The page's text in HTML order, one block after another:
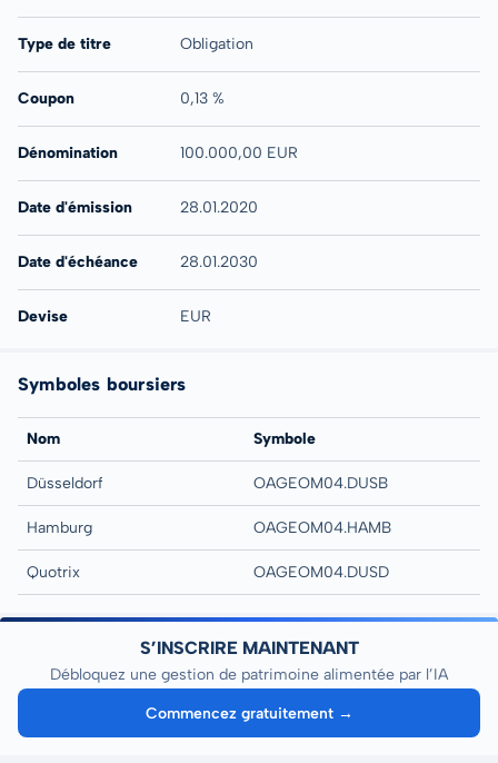
Type de titre Obligation
Coupon 0,13 %
Dénomination 100.000,00 EUR
Date d'émission 28.01.2020
Date d'échéance 28.01.2030
Devise EUR
Symboles boursiers
Nom Symbole
Düsseldorf OAGEOM04.DUSB
Hamburg OAGEOM04.HAMB
Quotrix OAGEOM04.DUSD
S’INSCRIRE MAINTENANT
Débloquez une gestion de patrimoine alimentée par l’IA
Commencez gratuitement →